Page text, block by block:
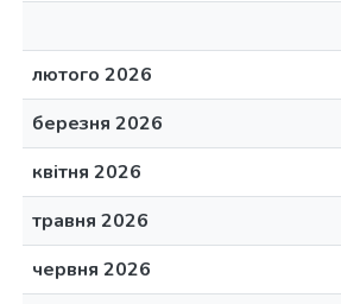
лютого 2026
березня 2026
квітня 2026
травня 2026
червня 2026